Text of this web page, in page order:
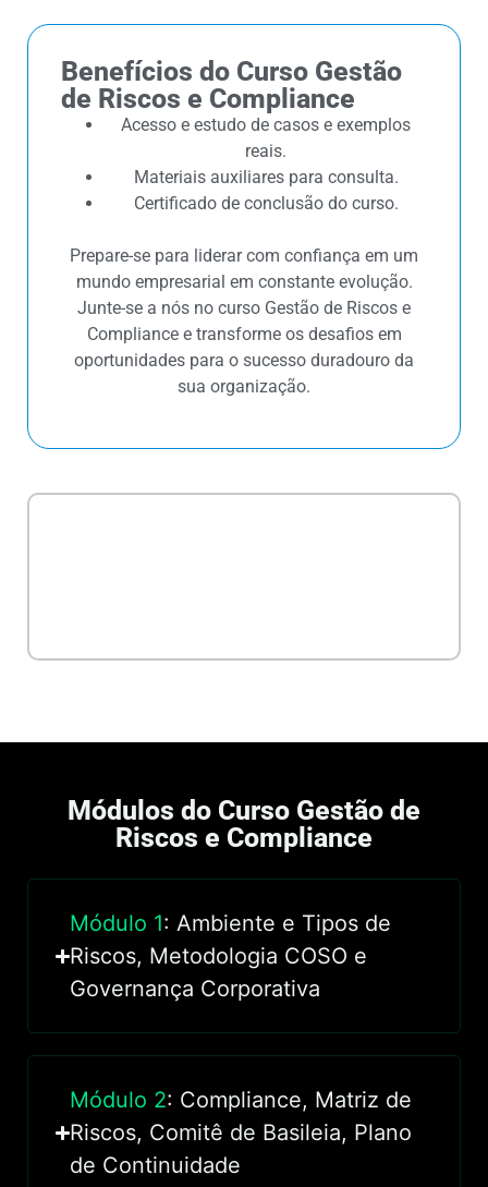
Benefícios do Curso Gestão
de Riscos e Compliance
Acesso e estudo de casos e exemplos
reais.
Materiais auxiliares para consulta.
Certificado de conclusão do curso.
Prepare-se para liderar com confiança em um
mundo empresarial em constante evolução.
Junte-se a nós no curso Gestão de Riscos e
Compliance e transforme os desafios em
oportunidades para o sucesso duradouro da
sua organização.
Módulos do Curso Gestão de
Riscos e Compliance
Módulo 1: Ambiente e Tipos de
Riscos, Metodologia COSO e
Governança Corporativa
Módulo 2: Compliance, Matriz de
Riscos, Comitê de Basileia, Plano
de Continuidade